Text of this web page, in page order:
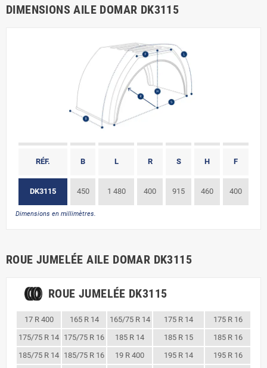
DIMENSIONS AILE DOMAR DK3115
RÉF. B L R S H F
DK3115 450 1 480 400 915 460 400
Dimensions en millimètres.
ROUE JUMELÉE AILE DOMAR DK3115
ROUE JUMELÉE DK3115
17 R 400 165 R 14 165/75 R 14 175 R 14
175 R 16
175/75 R 14 175/75 R 16 185 R 14 185 R 15
185 R 16
185/75 R 14 185/75 R 16 19 R 400 195 R 14
195 R 16